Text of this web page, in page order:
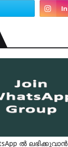
ൽ ലഭിക്കുവാൻ